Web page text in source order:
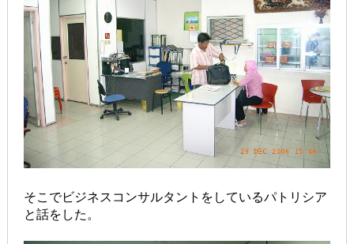
そこでビジネスコンサルタントをしているパトリシア
と話をした。